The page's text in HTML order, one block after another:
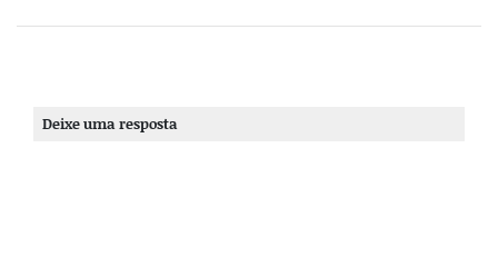
Deixe uma resposta